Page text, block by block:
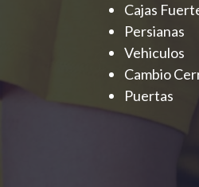
Cajas
Persianas
Vehiculos
Cambio
Puertas